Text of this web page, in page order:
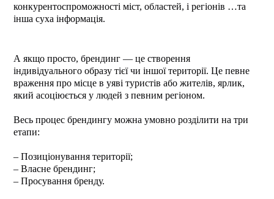
конкурентоспроможності міст, областей, і регіонів …та
інша суха інформація.
А якщо просто, брендинг ― це створення
індивідуального образу тієї чи іншої території. Це певне
враження про місце в уяві туристів або жителів, ярлик,
який асоціюється у людей з певним регіоном.
Весь процес брендингу можна умовно розділити на три
етапи:
– Позиціонування території;
– Власне брендинг;
– Просування бренду.